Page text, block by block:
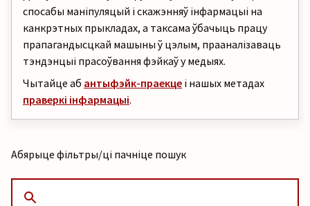
спосабы маніпуляцый і скажэнняў інфармацыі на
канкрэтных прыкладах, а таксама ўбачыць працу
прапагандысцкай машыны ў цэлым, прааналізаваць
тэндэнцыі прасоўвання фэйкаў у медыях.
Чытайце аб антыфэйк-праекце і нашых метадах
праверкі інфармацыі.
Абярыце фільтры/ці пачніце пошук